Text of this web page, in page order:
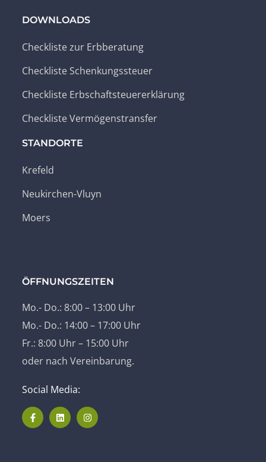
DOWNLOADS
Checkliste zur Erbberatung
Checkliste Schenkungssteuer
Checkliste Erbschaftsteuererklärung
Checkliste Vermögenstransfer
STANDORTE
Krefeld
Neukirchen-Vluyn
Moers
ÖFFNUNGSZEITEN
Mo.- Do.: 8:00 – 13:00 Uhr
Mo.- Do.: 14:00 – 17:00 Uhr
Fr.: 8:00 Uhr – 15:00 Uhr
oder nach Vereinbarung.
Social Media: